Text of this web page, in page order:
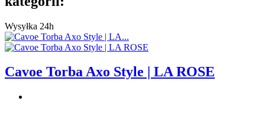
Wysyłka 24h
Cavoe Torba Axo Style | LA ROSE